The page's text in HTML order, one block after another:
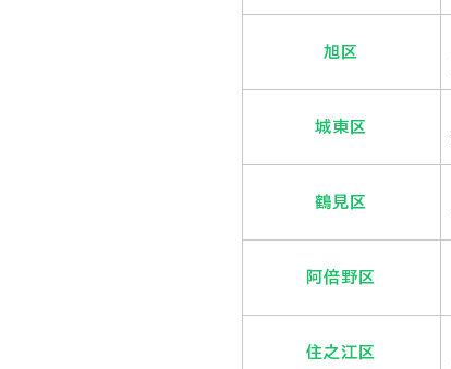
旭区
城東区
鶴見区
阿倍野区
住之江区